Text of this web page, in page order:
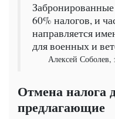
60% налогов, и
направляется
для военных и
Алексей Соболев,
Отмена налога
предлагающие